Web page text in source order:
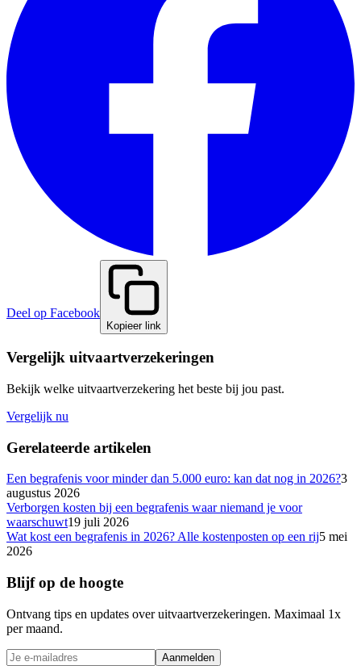
Deel op Facebook
Kopieer link
Vergelijk uitvaartverzekeringen
Bekijk welke uitvaartverzekering het beste bij jou past.
Vergelijk nu
Gerelateerde artikelen
Een begrafenis voor minder dan 5.000 euro: kan dat nog in 2026?3
augustus 2026
Verborgen kosten bij een begrafenis waar niemand je voor
waarschuwt19 juli 2026
Wat kost een begrafenis in 2026? Alle kostenposten op een rij5 mei
2026
Blijf op de hoogte
Ontvang tips en updates over uitvaartverzekeringen. Maximaal 1x
per maand.
Aanmelden